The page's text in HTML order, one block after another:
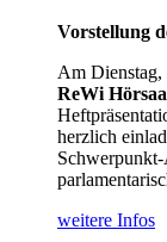
Vorstellung
Am Dienstag,
ReWi
herzlich
weitere Infos